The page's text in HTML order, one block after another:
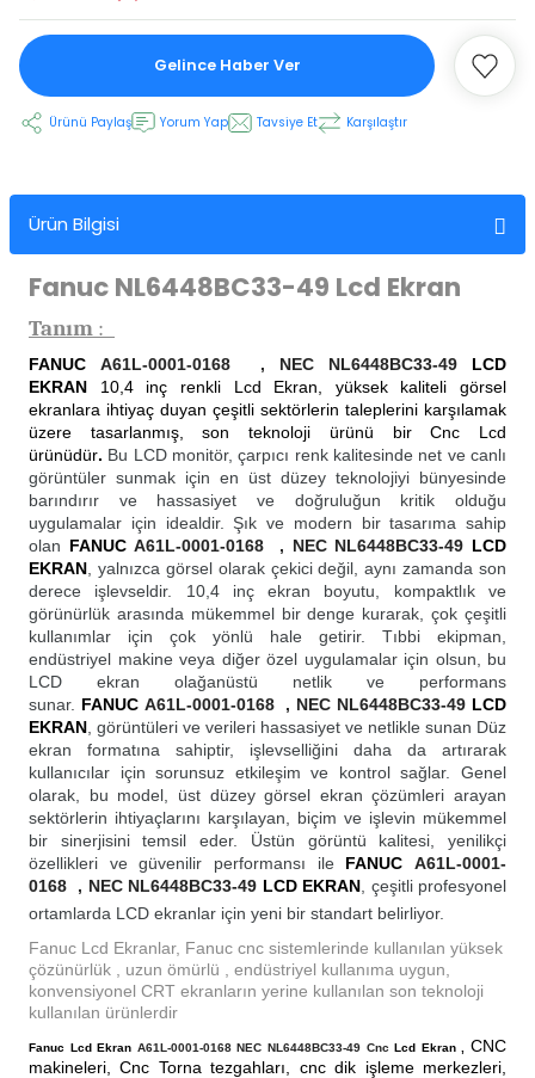
Yuvası
Kablo
Kablo
Kablo
Membranı
PLG Encoder
Gelince Haber Ver
Ürünü Paylaş Yorum Yap Tavsiye Et Karşılaştır
Ürün Bilgisi
Fanuc NL6448BC33-49 Lcd Ekran
Tanım :
FANUCA61L-0001-0168 , NEC NL6448BC33-49 LCD
EKRAN 10,4 inç renkli Lcd Ekran, yüksek kaliteli görsel
ekranlara ihtiyaç duyan çeşitli sektörlerin taleplerini karşılamak
üzere tasarlanmış, son teknoloji ürünü bir Cnc Lcd
ürünüdür. Bu LCD monitör, çarpıcı renk kalitesinde net ve canlı
görüntüler sunmak için en üst düzey teknolojiyi bünyesinde
barındırır ve hassasiyet ve doğruluğun kritik olduğu
uygulamalar için idealdir. Şık ve modern bir tasarıma sahip
olan FANUCA61L-0001-0168 , NEC NL6448BC33-49 LCD
EKRAN , yalnızca görsel olarak çekici değil, aynı zamanda son
derece işlevseldir. 10,4 inç ekran boyutu, kompaktlık ve
görünürlük arasında mükemmel bir denge kurarak, çok çeşitli
kullanımlar için çok yönlü hale getirir. Tıbbi ekipman,
endüstriyel makine veya diğer özel uygulamalar için olsun, bu
LCD ekran olağanüstü netlik ve performans
sunar. FANUC A61L-0001-0168 , NEC NL6448BC33-49 LCD
EKRAN , görüntüleri ve verileri hassasiyet ve netlikle sunan Düz
ekran formatına sahiptir, işlevselliğini daha da artırarak
kullanıcılar için sorunsuz etkileşim ve kontrol sağlar. Genel
olarak, bu model, üst düzey görsel ekran çözümleri arayan
sektörlerin ihtiyaçlarını karşılayan, biçim ve işlevin mükemmel
bir sinerjisini temsil eder. Üstün görüntü kalitesi, yenilikçi
özellikleri ve güvenilir performansı ile FANUCA61L-0001-
0168 , NEC NL6448BC33-49 LCD EKRAN , çeşitli profesyonel
ortamlarda LCD ekranlar için yeni bir standart belirliyor.
Fanuc Lcd Ekranlar, Fanuc cnc sistemlerinde kullanılan yüksek
çözünürlük , uzun ömürlü , endüstriyel kullanıma uygun,
konvensiyonel CRT ekranların yerine kullanılan son teknoloji
kullanılan ürünlerdir
Fanuc Lcd Ekran A61L-0001-0168 NEC NL6448BC33-49 CncLcd Ekran ,CNC
makineleri, Cnc Torna tezgahları, cnc dik işleme merkezleri,